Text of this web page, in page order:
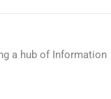
a hub of Information